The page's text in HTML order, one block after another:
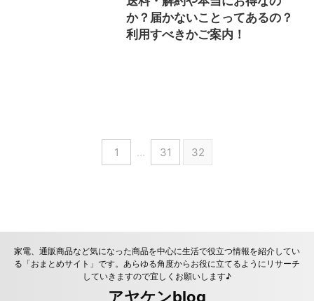
か？届かないことってあるの？
利用すべきかご案内！
1 … 31 32
家電、通販商品など気になった商品を中心に生活で役立つ情報を紹介してい
る「おまとめサイト」です。あらゆる角度からお役に立てるようにリサーチ
していきますので宜しくお願いします♪
アヤケンblog